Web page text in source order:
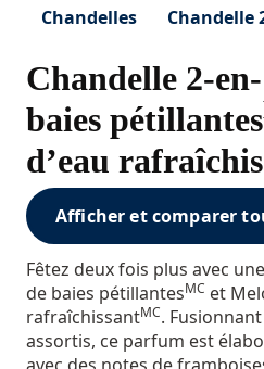
Chandelles Chandelle
Chandelle 2-
baies pétillantes
d’eau
Afficher et comparer
Fêtez deux fois plus avec
de baies pétillantesMC et
rafraîchissantMC.
assortis, ce parfum est